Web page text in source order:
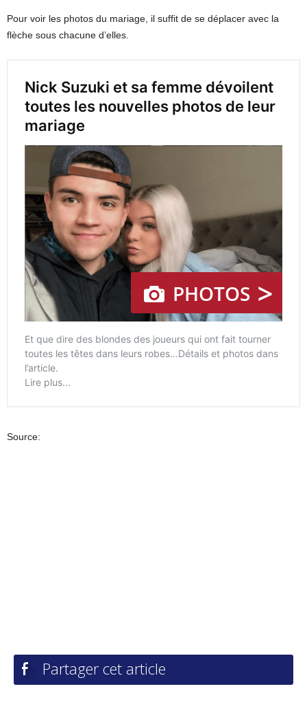
Pour voir les photos du mariage, il suffit de se déplacer avec la
flèche sous chacune d’elles.
Source:
Partager cet article